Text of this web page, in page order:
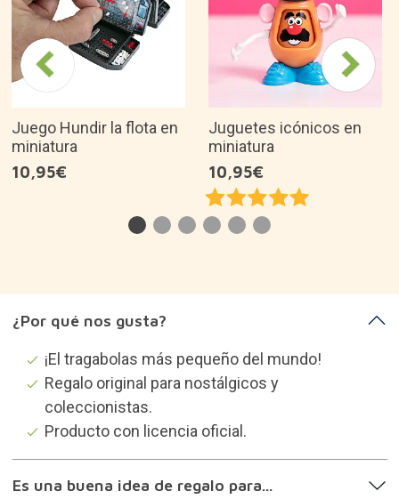
Juego Hundir la flota en
miniatura
10,95€
Juguetes icónicos en
miniatura
10,95€
¿Por qué nos gusta?
¡El tragabolas más pequeño del mundo!
Regalo original para nostálgicos y
coleccionistas.
Producto con licencia oficial.
Es una buena idea de regalo para...